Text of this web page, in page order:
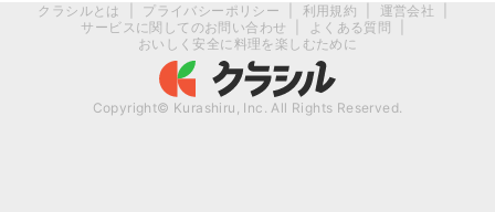
クラシルとは プライバシーポリシー 利用規約 運営会社
サービスに関してのお問い合わせ
よくある質問
おいしく安全に料理を楽しむために
Copyright© Kurashiru, Inc. All Rights Reserved.